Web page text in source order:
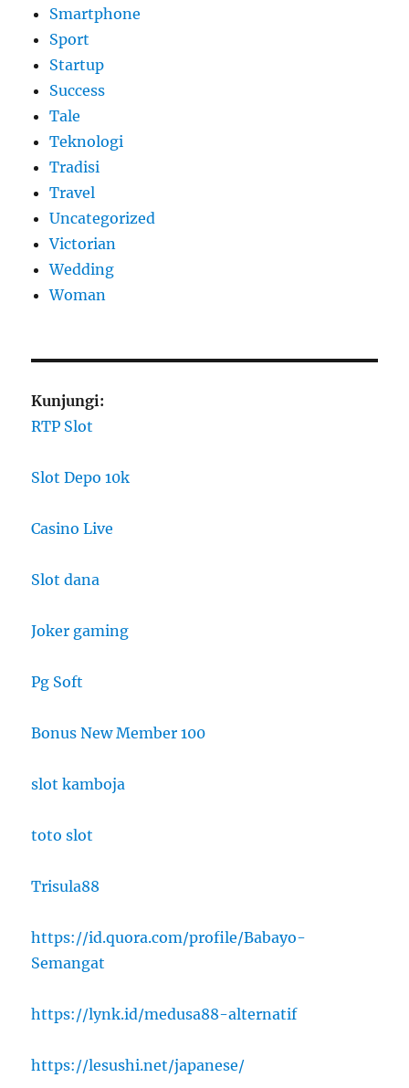
Smartphone
Sport
Startup
Success
Tale
Teknologi
Tradisi
Travel
Uncategorized
Victorian
Wedding
Woman
Kunjungi:
RTP Slot
Slot Depo 10k
Casino Live
Slot dana
Joker gaming
Pg Soft
Bonus New Member 100
slot kamboja
toto slot
Trisula88
https://id.quora.com/profile/Babayo-
Semangat
https://lynk.id/medusa88-alternatif
https://lesushi.net/japanese/